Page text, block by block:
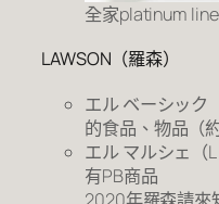
全家platinum
LAWSON（羅森）
エル ベーシック
的食品、物品（
エル マルシェ（
有PB商品